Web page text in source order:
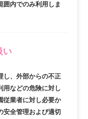
囲内でのみ利用しま
い
し、外部からの不正
用などの危険に対し
従業者に対し必要か
安全管理および適切